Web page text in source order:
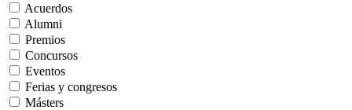
Acuerdos
Alumni
Premios
Concursos
Eventos
Ferias y congresos
Másters